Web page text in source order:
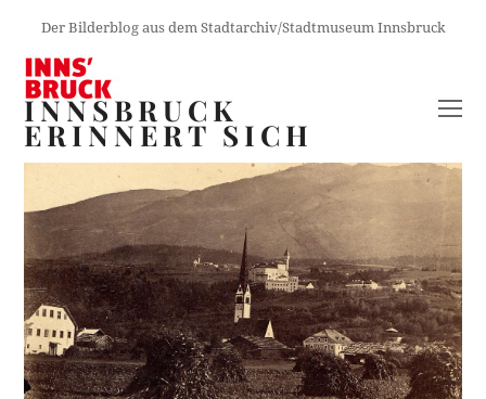
Der Bilderblog aus dem Stadtarchiv/Stadtmuseum Innsbruck
INNSBRUCK
ERINNERT SICH